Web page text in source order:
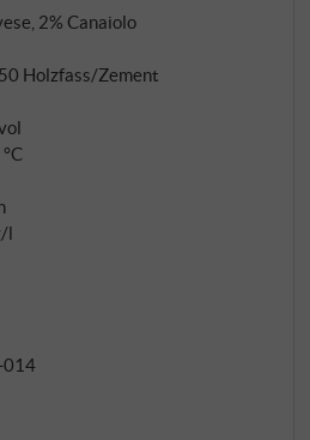
Tanninen. Er hat eine
vor allem den wahren
durchscheinen. In punkto
ein echter Überflieger!
2% Canaiolo
Holzfass/Zement
l